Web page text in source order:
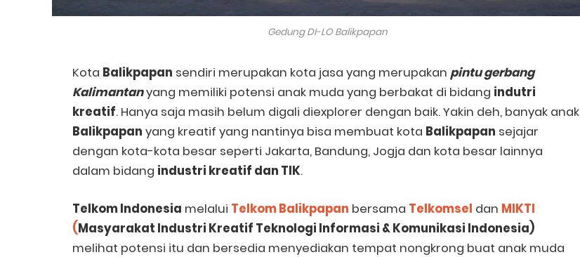
Gedung DI-LO Balikpapan
Kota Balikpapan sendiri merupakan kota jasa yang merupakan pintu gerbang
Kalimantanyang memiliki potensi anak muda yang berbakat di bidang indutri
kreatif. Hanya saja masih belum digali diexplorer dengan baik. Yakin deh, banyak anak
Balikpapan yang kreatif yang nantinya bisa membuat kota Balikpapan sejajar
dengan kota-kota besar seperti Jakarta, Bandung, Jogja dan kota besar lainnya
dalam bidang industri kreatif dan TIK.
Telkom Indonesia melalui Telkom Balikpapan bersama Telkomsel dan MIKTI
(Masyarakat Industri Kreatif Teknologi Informasi & Komunikasi Indonesia)
melihat potensi itu dan bersedia menyediakan tempat nongkrong buat anak muda